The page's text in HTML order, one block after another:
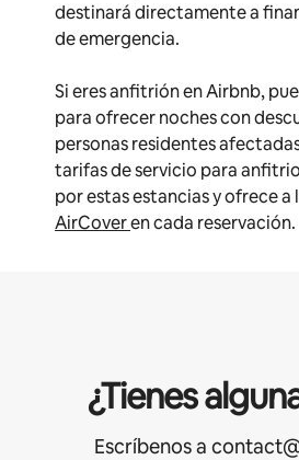
destinará directamente a
de emergencia.
Si eres anfitrión en Airbnb,
para ofrecer noches con
personas residentes
tarifas de servicio para
por estas estancias y ofrece
AirCoveren cada reservación.
¿Tienes
Escríbenos a